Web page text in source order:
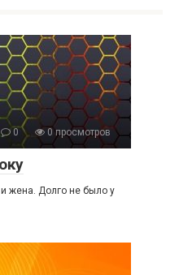
0
0 просмотров
жена. Долго не было у